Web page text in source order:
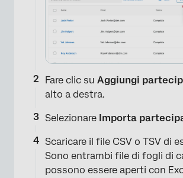
Fare clic su Aggiungi
alto a destra.
Selezionare Importa
Scaricare il file CSV o TSV di
Sono entrambi file di fogli di
possono essere aperti con